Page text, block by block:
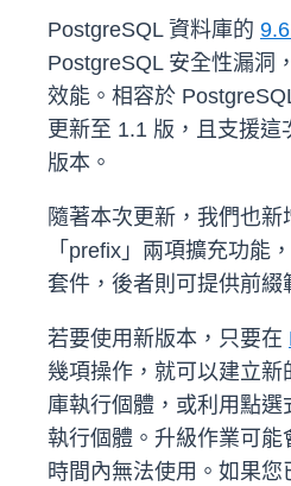
PostgreSQL 資料庫的
PostgreSQL 安全性漏洞
效能。相容於
更新至 1.1 版，且支援
版本。
隨著本次更新，我們也
「prefix」兩項擴充功能
套件，後者則可提供前綴
若要使用新版本，只要在
幾項操作，就可以建立
庫執行個體，或利用點
執行個體。升級作業可
時間內無法使用。如果